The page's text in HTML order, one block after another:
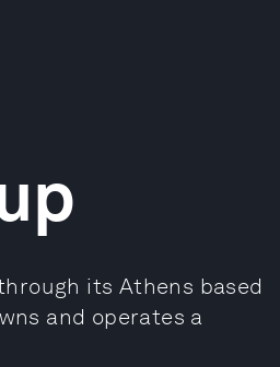
its Athens based
and operates a